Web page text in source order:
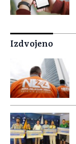
Izdvojeno